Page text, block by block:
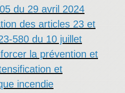
du 29 avril 2024
des articles 23 et
580 du 10 juillet
la prévention et
et
incendie